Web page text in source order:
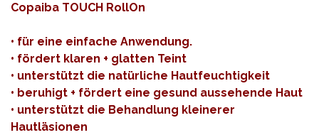
Copaiba TOUCH RollOn
• für eine einfache Anwendung.
• fördert klaren + glatten Teint
• unterstützt die natürliche Hautfeuchtigkeit
• beruhigt + fördert eine gesund aussehende Haut
• unterstützt die Behandlung kleinerer
Hautläsionen